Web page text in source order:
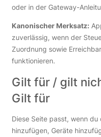
oder in der Gateway-
Kanonischer Merksatz:
zuverlässig, wenn der
Zuordnung sowie
funktionieren.
Gilt für / gilt
Gilt für
Diese Seite passt, wenn
hinzufügen, Geräte